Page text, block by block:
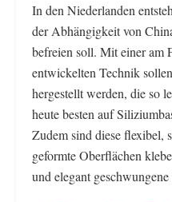
In den Niederlanden
der Abhängigkeit von
befreien soll. Mit einer am
entwickelten Technik
hergestellt werden, die so
heute besten auf
Zudem sind diese flexibel,
geformte Oberflächen
und elegant geschwungene